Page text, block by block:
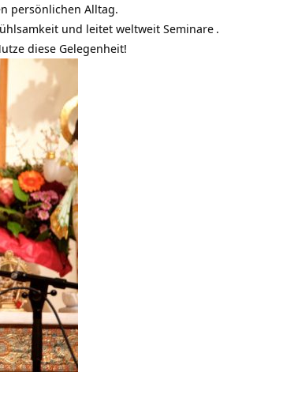
persönlichen Alltag.
und leitet weltweit Seminare .
diese Gelegenheit!